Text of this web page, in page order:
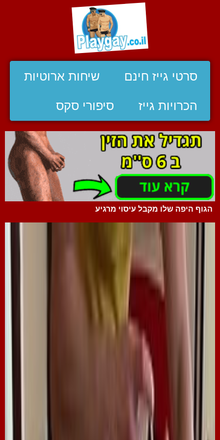
סרטי גייז חינם שיחות ארוטיות
הכרויות גייז סיפורי סקס
הגוף היפה שלו מקבל עיסוי מרגיע